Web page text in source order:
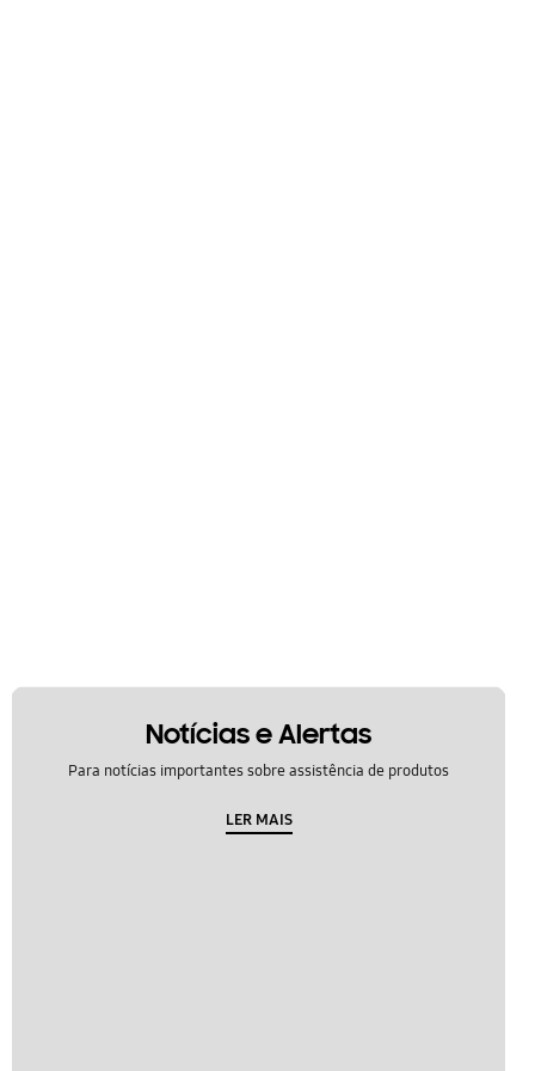
Notícias e Alertas
Para notícias importantes sobre assistência de produtos
LER MAIS